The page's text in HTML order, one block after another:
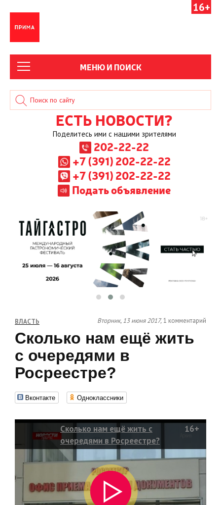
16+
МЕНЮ И ПОИСК
ЕСТЬ НОВОСТИ?
Поделитесь ими с нашими зрителями
202-22-22
+7 (391) 202-22-22
+7 (391) 202-22-22
Подать объявление
ВЛАСТЬ Вторник, 13 июня 2017,1 комментарий
Сколько нам ещё жить
с очередями в
Росреестре?
Вконтакте Одноклассники
Сколько нам ещё жить с
очередями в Росреестре?
16+